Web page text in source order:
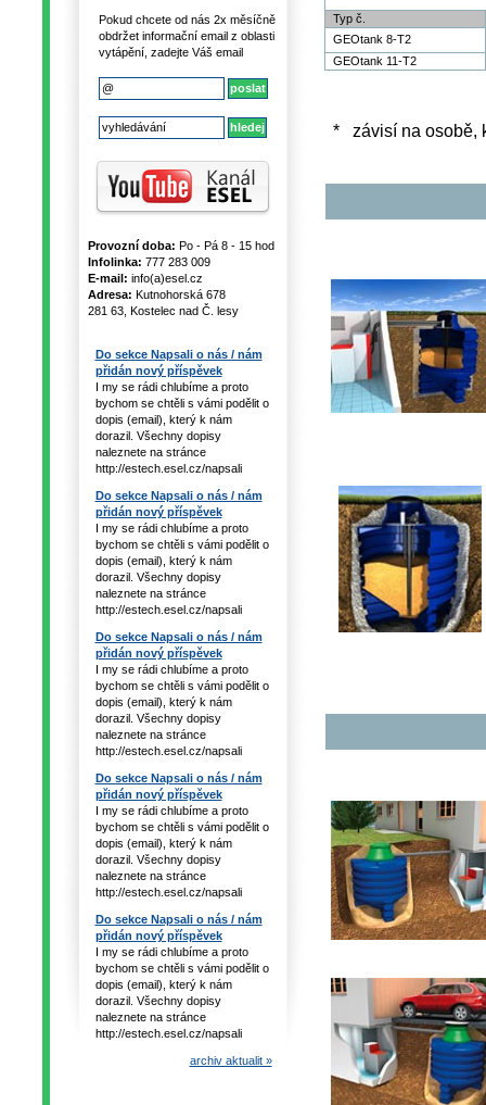
Pokud chcete od nás 2x měsíčně
obdržet informační email z oblasti
vytápění, zadejte Váš email
Provozní doba: Po - Pá 8 - 15 hod
Infolinka: 777 283 009
E-mail: info(a)esel.cz
Adresa: Kutnohorská 678
281 63, Kostelec nad Č. lesy
Do sekce Napsali o nás / nám
přidán nový příspěvek
I my se rádi chlubíme a proto
bychom se chtěli s vámi podělit o
dopis (email), který k nám
dorazil. Všechny dopisy
naleznete na stránce
http://estech.esel.cz/napsali
Do sekce Napsali o nás / nám
přidán nový příspěvek
I my se rádi chlubíme a proto
bychom se chtěli s vámi podělit o
dopis (email), který k nám
dorazil. Všechny dopisy
naleznete na stránce
http://estech.esel.cz/napsali
Do sekce Napsali o nás / nám
přidán nový příspěvek
I my se rádi chlubíme a proto
bychom se chtěli s vámi podělit o
dopis (email), který k nám
dorazil. Všechny dopisy
naleznete na stránce
http://estech.esel.cz/napsali
Do sekce Napsali o nás / nám
přidán nový příspěvek
I my se rádi chlubíme a proto
bychom se chtěli s vámi podělit o
dopis (email), který k nám
dorazil. Všechny dopisy
naleznete na stránce
http://estech.esel.cz/napsali
Do sekce Napsali o nás / nám
přidán nový příspěvek
I my se rádi chlubíme a proto
bychom se chtěli s vámi podělit o
dopis (email), který k nám
dorazil. Všechny dopisy
naleznete na stránce
http://estech.esel.cz/napsali
archiv aktualit »
Typ č.
GEOtank 8-T2
GEOtank 11-T2
* závisí na osobě,